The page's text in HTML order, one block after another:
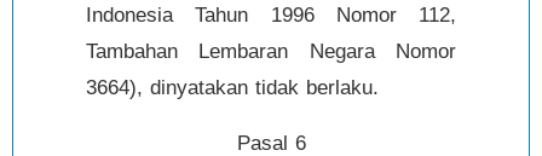
Indonesia Tahun 1996 Nomor 112,
Tambahan Lembaran Negara Nomor
3664), dinyatakan tidak berlaku.
Pasal 6